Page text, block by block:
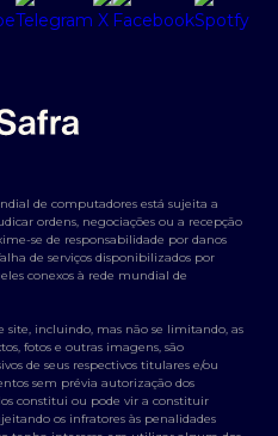
de computadores está sujeita a
ordens, negociações ou a recepção
se de responsabilidade por danos
de serviços disponibilizados por
conexos à rede mundial de
site, incluindo, mas não se limitando, as
fotos e outras imagens, são
de seus respectivos titulares e/ou
sem prévia autorização dos
constitui ou pode vir a constituir
os infratores às penalidades